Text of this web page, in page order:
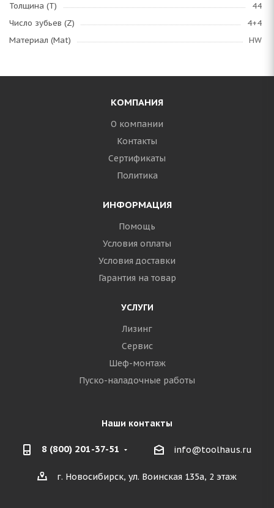
Толщина (T)
44
Число зубьев (Z)
4+4
Материал (Mat)
HW
КОМПАНИЯ
О компании
Контакты
Сертификаты
Политика
ИНФОРМАЦИЯ
Помощь
Условия оплаты
Условия доставки
Гарантия на товар
УСЛУГИ
Лизинг
Сервис
Шеф-монтаж
Пуско-наладочные работы
Наши контакты
8 (800) 201-37-51 info@toolhaus.ru
г. Новосибирск, ул. Воинская 135а, 2 этаж